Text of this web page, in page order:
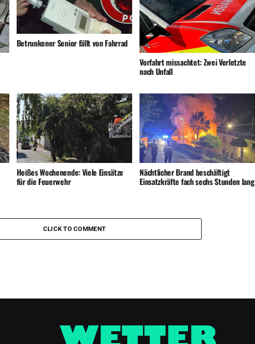
Betrunkener Senior fällt von Fahrrad
Vorfahrt missachtet: Zwei Verletzte
nach Unfall
Heißes Wochenende: Viele Einsätze
für die Feuerwehr
Nächtlicher Brand beschäftigt
Einsatzkräfte fach sechs Stunden lang
CLICK TO COMMENT